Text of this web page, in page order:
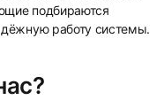
подбираются
работу системы.